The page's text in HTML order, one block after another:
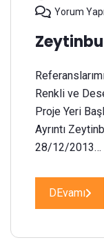
Yorum
Renkli ve
Proje Yeri
Ayrıntı
28/12/2013…
DEvamı